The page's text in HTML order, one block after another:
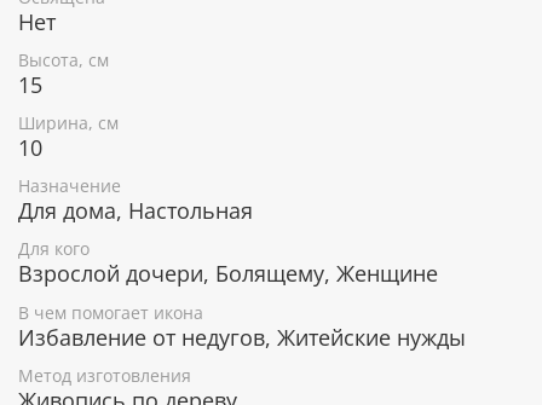
полудрагоценными камнями.
мученица Иулия (Юлия) Карфагенская
Исцеление от различных болезней.
Покровительница женщин с именем Юлия.
Гарантия подлинности
К каждому живописному образу прикладывается
номерное свидетельство, в котором подробно
расписана вся информация об иконе:
Нет
Высота, см
15
Ширина, см
10
Назначение
Для дома, Настольная
Для кого
Взрослой дочери, Болящему, Женщине
В чем помогает икона
Избавление от недугов, Житейские нужды
Метод изготовления